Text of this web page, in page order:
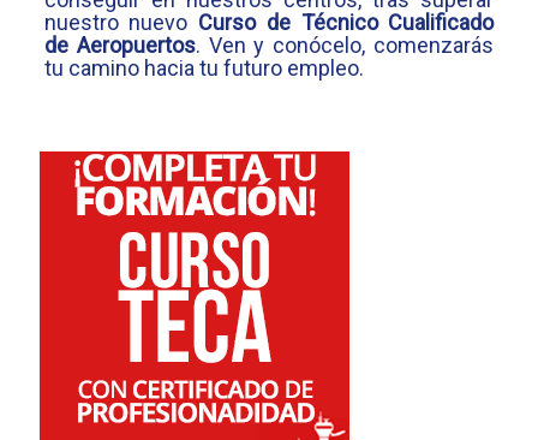
nuestro nuevo Curso de Técnico Cualificado
de Aeropuertos. Ven y conócelo, comenzarás
tu camino hacia tu futuro empleo.